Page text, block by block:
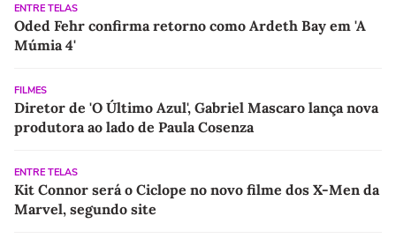
ENTRE TELAS
Oded Fehr confirma retorno como Ardeth Bay em 'A
Múmia 4'
FILMES
Diretor de 'O Último Azul', Gabriel Mascaro lança nova
produtora ao lado de Paula Cosenza
ENTRE TELAS
Kit Connor será o Ciclope no novo filme dos X-Men da
Marvel, segundo site